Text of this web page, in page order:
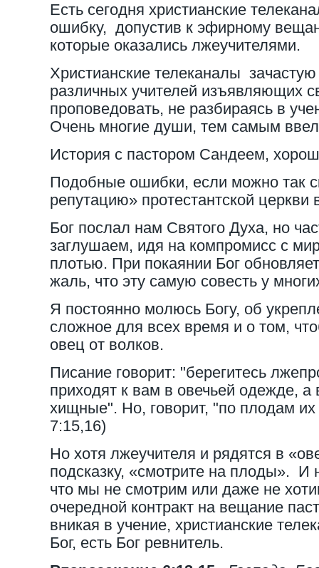
Есть сегодня христианские
ошибку, допустив к эфирному
которые оказались лжеучителями.
Христианские телеканалы
различных учителей изъявляющих
проповедовать, не разбираясь в
Очень многие души, тем самым
История с пастором Сандеем,
Подобные ошибки, если можно так
репутацию» протестантской
Бог послал нам Святого Духа, но
заглушаем, идя на компромисс с
плотью. При покаянии Бог
жаль, что эту самую совесть у
Я постоянно молюсь Богу, об
сложное для всех время и о том,
овец от волков.
Писание говорит: "берегитесь
приходят к вам в овечьей одежде, а
хищные". Но, говорит, "по плодам
7:15,16)
Но хотя лжеучителя и рядятся в
подсказку, «смотрите на плоды».
что мы не смотрим или даже не
очередной контракт на вещание
вникая в учение, христианские
Бог, есть Бог ревнитель.